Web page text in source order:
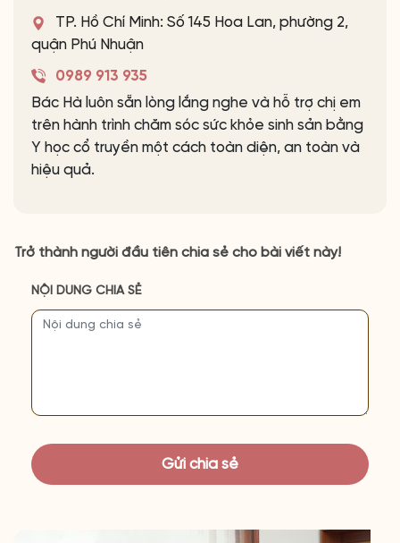
TP. Hồ Chí Minh: Số 145 Hoa Lan, phường 2,
quận Phú Nhuận
0989 913 935
Bác Hà luôn sẵn lòng lắng nghe và hỗ trợ chị em
trên hành trình chăm sóc sức khỏe sinh sản bằng
Y học cổ truyền một cách toàn diện, an toàn và
hiệu quả.
Trở thành người đầu tiên chia sẻ cho bài viết này!
NỘI DUNG CHIA SẺ